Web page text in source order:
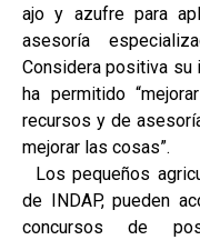
ajo y azufre para
asesoría
Considera positiva su
ha permitido
recursos y de
mejorar las cosas”.
Los pequeños
de INDAP, pueden
concursos de